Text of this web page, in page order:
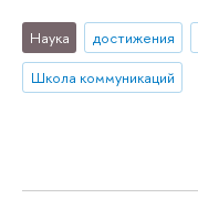
Наука достижения
Школа коммуникаций